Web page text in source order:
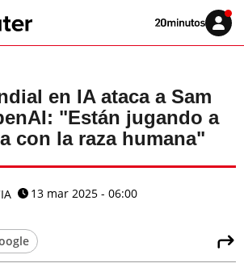
Volver
Iniciar
sesión
en IA ataca a Sam
"Están jugando a
con la raza humana"
13 mar 2025 - 06:00